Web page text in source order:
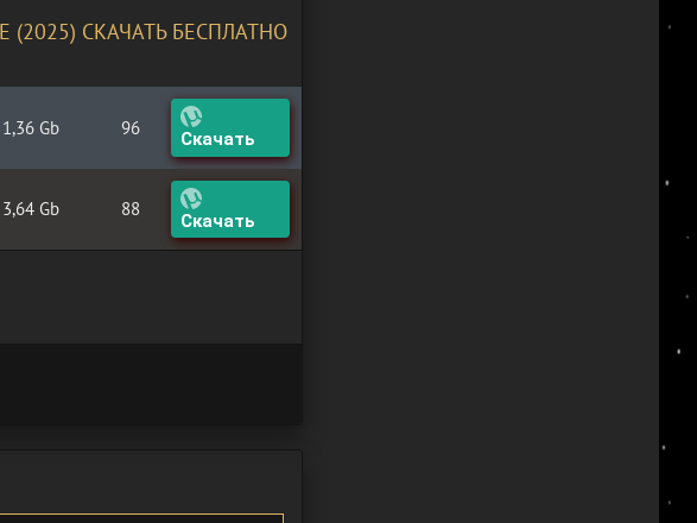
СКАЧАТЬ БЕСПЛАТНО
1,36 Gb 96 Скачать
3,64 Gb 88 Скачать